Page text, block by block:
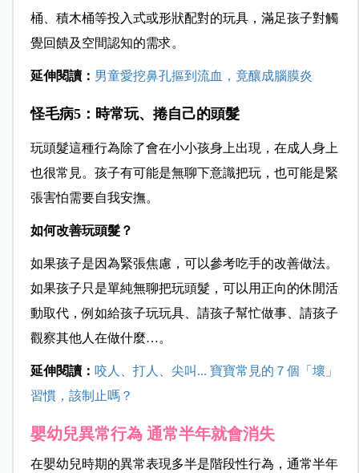
桶、積木桶等投入式或形狀配對的玩具，滿足孩子對觸
覺回饋及空間認知的需求。
延伸閱讀： 男童愛挖鼻孔摳到流血，竟釀成腦膜炎
怪毛病5：時常玩、捲自己的頭髮
玩頭髮這種行為除了會在小小孩身上出現，在成人身上
也很常見。孩子有可能是無聊下意識把玩，也可能是緊
張害怕需要自我安撫。
如何改善玩頭髮？
如果孩子是因為緊張焦慮，可以參考吃手的改善做法。
如果孩子只是單純無聊把玩頭髮，可以用正向的休閒活
動取代，例如給孩子玩玩具、請孩子幫忙做事、請孩子
觀察其他人在做什麼…。
延伸閱讀： 咬人、打人、尖叫... 寶寶常見的７個「壞」
習慣，該制止嗎？
嬰幼兒異常行為 通常半年就會消失
在嬰幼兒時期的異常表現多半是階段性行為，通常半年